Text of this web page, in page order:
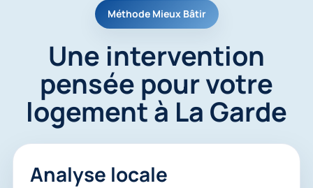
Méthode Mieux Bâtir
Une intervention
pensée pour votre
logement à La Garde
Analyse locale